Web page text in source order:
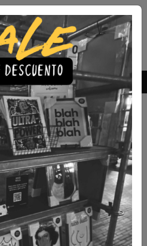
comprando 3 o más productos